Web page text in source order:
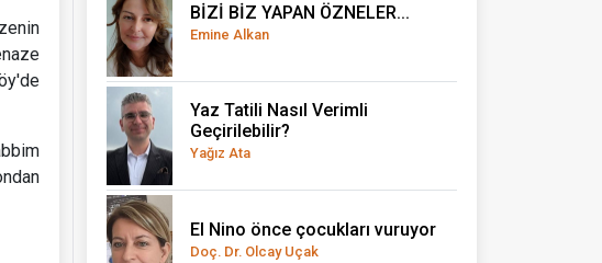
BİZİ BİZ YAPAN ÖZNELER...
Emine Alkan
Yaz Tatili Nasıl Verimli
Geçirilebilir?
Yağız Ata
El Nino önce çocukları vuruyor
Doç. Dr. Olcay Uçak